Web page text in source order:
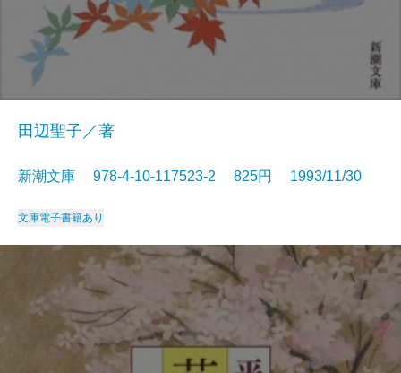
田辺聖子／著
新潮文庫 978-4-10-117523-2 825円 1993/11/30
文庫電子書籍あり